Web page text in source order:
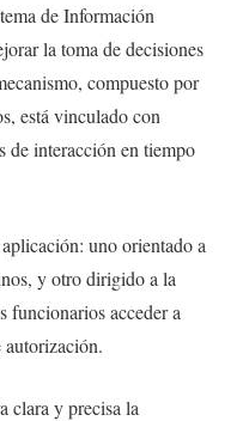
de Información
la toma de decisiones
compuesto por
está vinculado con
de interacción en tiempo
uno orientado a
y otro dirigido a la
funcionarios acceder a
autorización.
clara y precisa la